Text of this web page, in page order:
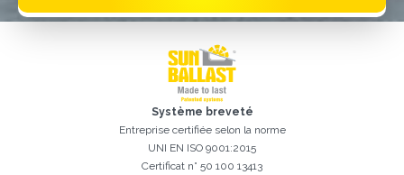
Système breveté
Entreprise certifiée selon la norme
UNI EN ISO 9001:2015
Certificat n° 50 100 13413